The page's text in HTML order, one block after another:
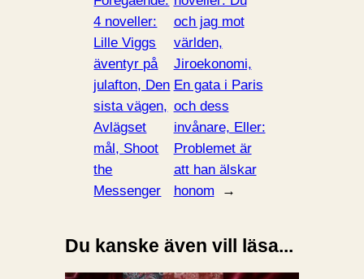
4 noveller:
Lille Viggs
äventyr på
julafton, Den
sista vägen,
Avlägset
mål, Shoot
the
Messenger
och jag mot
världen,
Jiroekonomi,
En gata i Paris
och dess
invånare, Eller:
Problemet är
att han älskar
honom
→
Du kanske även vill läsa...